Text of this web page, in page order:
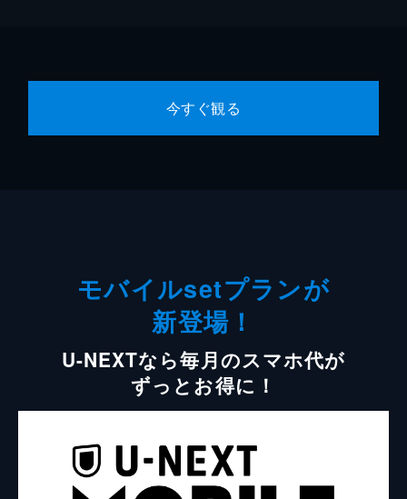
今すぐ観る
モバイルsetプランが
新登場！
U-NEXTなら毎月のスマホ代が
ずっとお得に！